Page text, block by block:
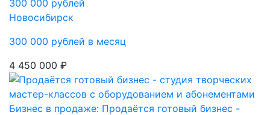
300 000 рублей
Новосибирск
300 000 рублей в месяц
4 450 000 ₽
Бизнес в продаже: Продаётся готовый бизнес -